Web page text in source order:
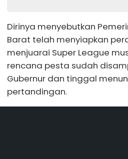
Dirinya menyebutkan
Barat telah menyiapkan
menjuarai Super League
rencana pesta sudah
Gubernur dan tinggal
pertandingan.